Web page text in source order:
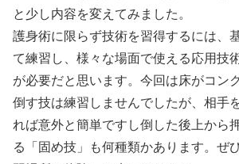
と少し内容を変えてみました。
護身術に限らず技術を習得するには、
て練習し、様々な場面で使える応用技
が必要だと思います。今回は床がコン
倒す技は練習しませんでしたが、相手
れば意外と簡単ですし倒した後上から
る「固め技」も何種類かあります。ぜ